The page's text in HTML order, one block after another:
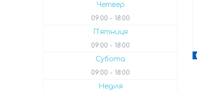
Четвер
09:00 18:00
Пʼятниця
09:00 18:00
Субота
09:00 18:00
Неділя